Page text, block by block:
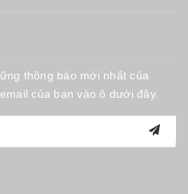
thông báo mới nhất của
của bạn vào ô dưới đây.